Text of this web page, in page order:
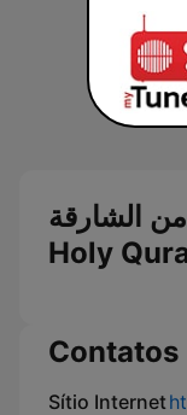
من الشارقة
Holy
Contatos
Sítio Internet